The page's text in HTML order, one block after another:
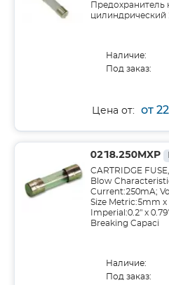
Предохранитель
цилиндрический
Наличие:
Под заказ:
Цена от: от
0218.250MXP
CARTRIDGE
Blow
Current:250mA;
Size Metric:5mm x
Imperial:0.2" x
Breaking Capaci
Наличие:
Под заказ: